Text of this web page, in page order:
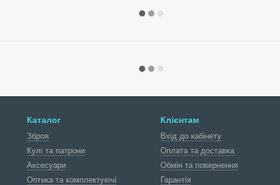
Каталог
Зброя
Кулі та патрони
Аксесуари
Оптика та комплектуючі
Клієнтам
Вхід до кабінету
Оплата та доставка
Обмін та повернення
Гарантія